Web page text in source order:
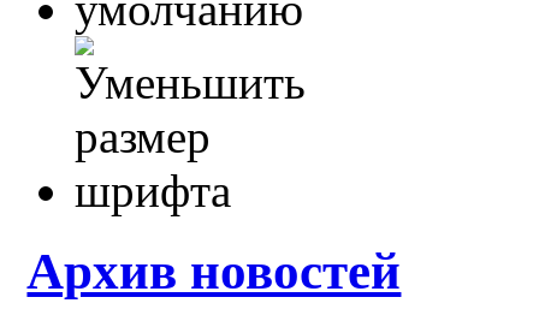
Архив новостей